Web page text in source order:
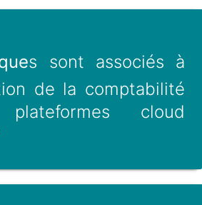
s sont associés à
de la comptabilité
cloud